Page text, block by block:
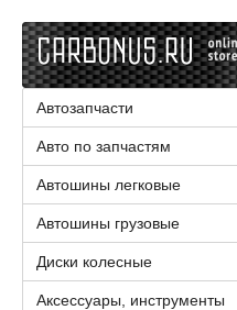
Автозапчасти
Авто по запчастям
Автошины легковые
Автошины грузовые
Диски колесные
Аксессуары, инструменты